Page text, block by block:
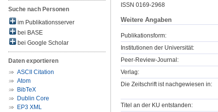
Suche nach Personen
im Publikationsserver
bei BASE
bei Google Scholar
Daten exportieren
ASCII Citation
Atom
BibTeX
Dublin Core
EP3 XML
ISSN 0169-2968
Weitere Angaben
Publikationsform:
Institutionen der Universität:
Peer-Review-Journal:
Verlag:
Die Zeitschrift ist nachgewiesen in:
Titel an der KU entstanden: